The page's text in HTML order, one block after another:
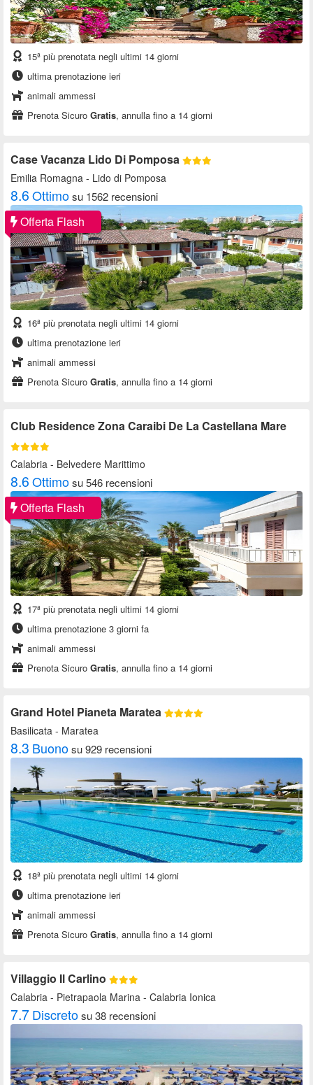
15ª più prenotata negli ultimi 14 giorni
ultima prenotazione ieri
animali ammessi
Prenota Sicuro Gratis, annulla fino a 14 giorni
Case Vacanza Lido Di Pomposa
Emilia Romagna - Lido di Pomposa
8.6Ottimosu 1562 recensioni
Offerta Flash
16ª più prenotata negli ultimi 14 giorni
ultima prenotazione ieri
animali ammessi
Prenota Sicuro Gratis, annulla fino a 14 giorni
Club Residence Zona Caraibi De La Castellana Mare
Calabria - Belvedere Marittimo
8.6Ottimosu 546 recensioni
Offerta Flash
17ª più prenotata negli ultimi 14 giorni
ultima prenotazione 3 giorni fa
animali ammessi
Prenota Sicuro Gratis, annulla fino a 14 giorni
Grand Hotel Pianeta Maratea
Basilicata - Maratea
8.3 Buonosu 929 recensioni
18ª più prenotata negli ultimi 14 giorni
ultima prenotazione ieri
animali ammessi
Prenota Sicuro Gratis, annulla fino a 14 giorni
Villaggio Il Carlino
Calabria - Pietrapaola Marina - Calabria Ionica
7.7Discretosu 38 recensioni